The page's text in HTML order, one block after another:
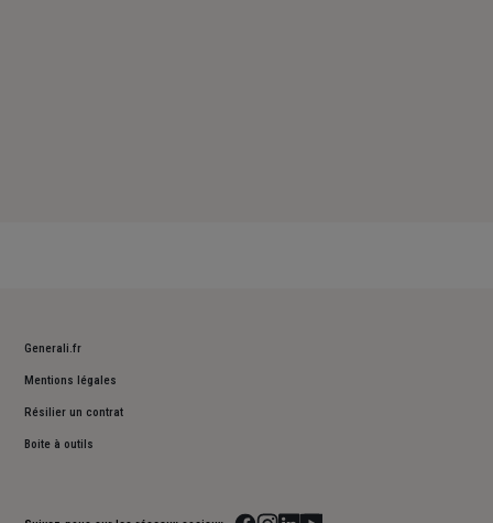
Generali.fr
Mentions légales
Résilier un contrat
Boite à outils